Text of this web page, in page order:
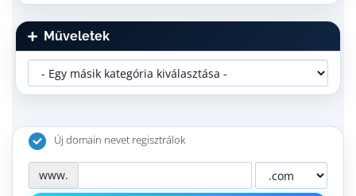
Műveletek
Új domain nevet regisztrálok
www.